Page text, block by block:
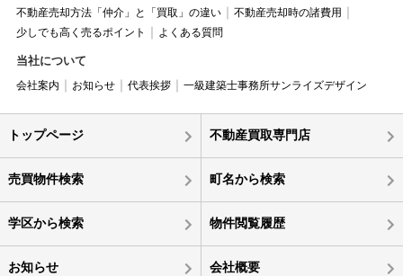
不動産売却方法「仲介」と「買取」の違い
不動産売却時の諸費用
少しでも高く売るポイント
よくある質問
当社について
会社案内 お知らせ 代表挨拶 一級建築士事務所サンライズデザイン
トップページ 不動産買取専門店
売買物件検索 町名から検索
学区から検索 物件閲覧履歴
お知らせ 会社概要